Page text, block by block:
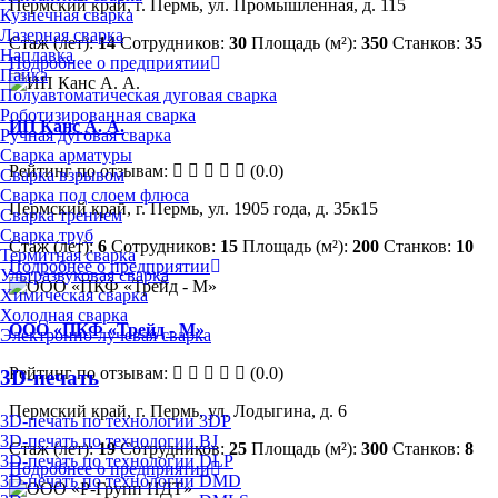
Кузнечная сварка
Лазерная сварка
Наплавка
Пайка
Полуавтоматическая дуговая сварка
Роботизированная сварка
Ручная дуговая сварка
Сварка арматуры
Сварка взрывом
Сварка под слоем флюса
Сварка трением
Сварка труб
Термитная сварка
Ультразвуковая сварка
Химическая сварка
Холодная сварка
Электронно-лучевая сварка
3D-печать
3D-печать по технологии 3DP
3D-печать по технологии BJ
3D-печать по технологии DLP
3D-печать по технологии DMD
Пермский край, г. Пермь, ул. Промышленная, д. 115
Стаж (лет):14 Сотрудников: 30 Площадь (м²): 350 Станков: 35
Подробнее о предприятии
ИП Канс А. А.
Рейтинг по отзывам:
(0.0)
Пермский край, г. Пермь, ул. 1905 года, д. 35к15
Стаж (лет): 6 Сотрудников: 15 Площадь (м²): 200 Станков: 10
Подробнее о предприятии
ООО «ПКФ «Трейд - М»
Рейтинг по отзывам:
(0.0)
Пермский край, г. Пермь, ул. Лодыгина, д. 6
Стаж (лет):19 Сотрудников: 25 Площадь (м²): 300 Станков: 8
Подробнее о предприятии